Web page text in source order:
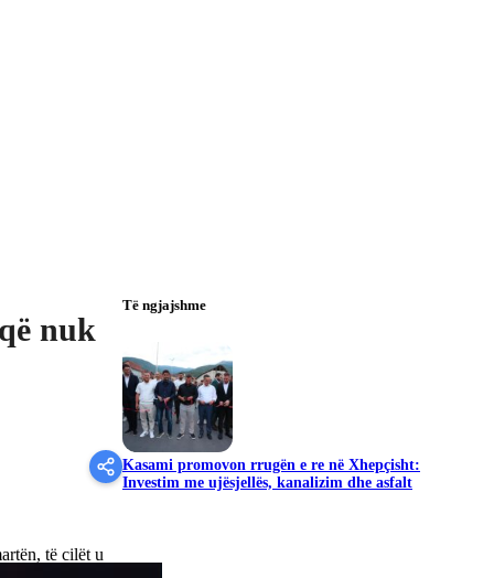
nuk
të cilët u
Të ngjajshme
Kasami promovon rrugën e re në Xhepçisht:
Investim me ujësjellës, kanalizim dhe asfalt